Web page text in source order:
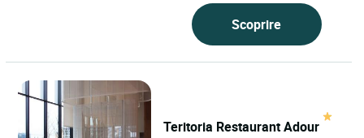
Castello di Versailles....
Scoprire
Teritoria Restaurant Adour